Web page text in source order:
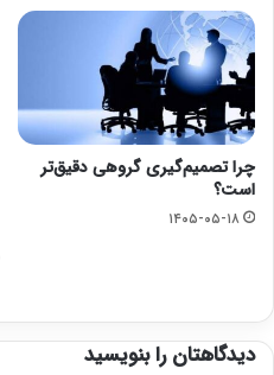
چرا تصمیم‌گیری گروهی دقیق‌تر
است؟
۱۴۰۵-۰۵-۱۸
دیدگاهتان را بنویسید